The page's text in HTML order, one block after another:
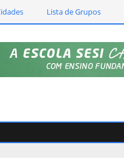
Lista de Grupos